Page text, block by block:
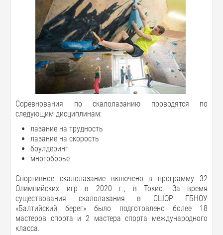
Соревнования по скалолазанию проводятся по
следующим дисциплинам:
лазание на трудность
лазание на скорость
боулдеринг
многоборье
Спортивное скалолазание включено в программу 32
Олимпийских игр в 2020 г., в Токио. За время
существования скалолазания в СШОР ГБНОУ
«Балтийский берег» было подготовлено более 18
мастеров спорта и 2 мастера спорта международного
класса.